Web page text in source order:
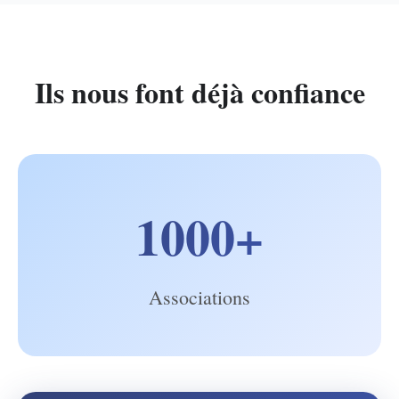
Ils nous font déjà confiance
1000+
Associations